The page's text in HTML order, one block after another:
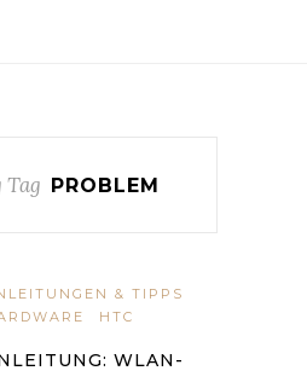
PROBLEM
& TIPPS
HTC
WLAN-